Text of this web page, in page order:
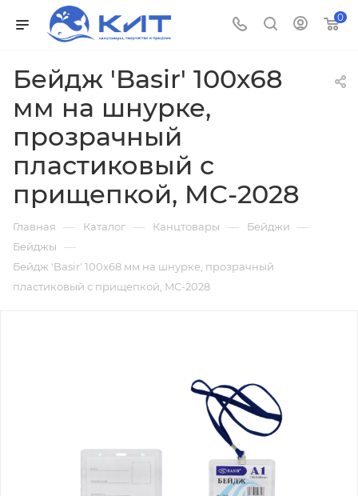
0
Бейдж 'Basir' 100х68
мм на шнурке,
прозрачный
пластиковый с
прищепкой, MC-2028
Главная — Каталог — Канцтовары — Бейджи —
Бейджы —
Бейдж 'Basir' 100х68 мм на шнурке, прозрачный
пластиковый с прищепкой, MC-2028